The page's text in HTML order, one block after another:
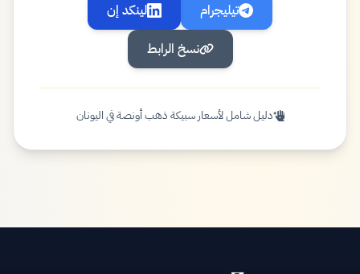
تيليجرام
لينكد إن
نسخ الرابط
دليل شامل لأسعار سبيكة ذهب أونصة في اليونان